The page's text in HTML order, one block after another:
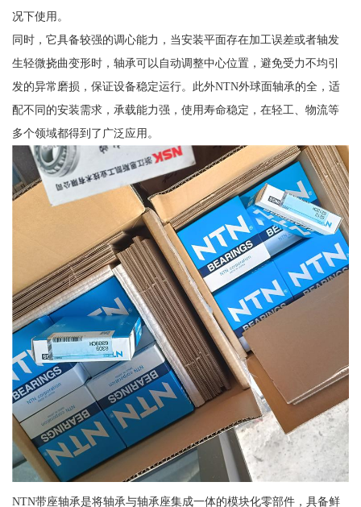
况下使用。
同时，它具备较强的调心能力，当安装平面存在加工误差或者轴发
生轻微挠曲变形时，轴承可以自动调整中心位置，避免受力不均引
发的异常磨损，保证设备稳定运行。此外NTN外球面轴承的全，适
配不同的安装需求，承载能力强，使用寿命稳定，在轻工、物流等
多个领域都得到了广泛应用。
NTN带座轴承是将轴承与轴承座集成一体的模块化零部件，具备鲜